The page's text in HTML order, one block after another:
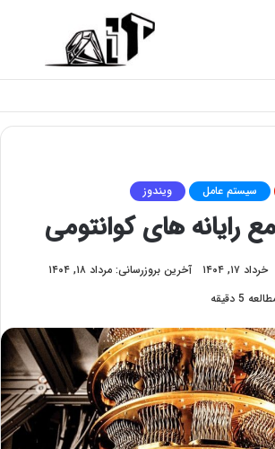
سیستم عامل ویندوز
رایانه ‌های کوانتومی
خرداد ۱۷, ۱۴۰۴
آخرین بروزرسانی: مرداد ۱۸, ۱۴۰۴
دقیقه